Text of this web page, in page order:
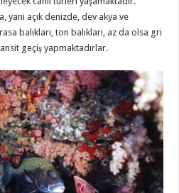
yani açık denizde, dev akya ve
balıkları, ton balıkları, az da olsa gri
geçiş yapmaktadırlar.